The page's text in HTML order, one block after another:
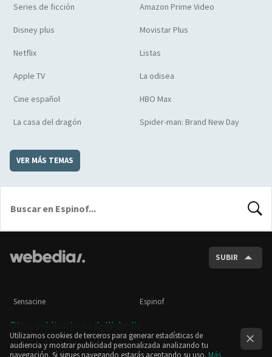
Series de ficción Amazon Prime Video
Disney plus Movistar Plus
Netflix Listas
Apple TV La odisea
Cine español HBO Max
La casa del dragón Spider-man: Brand New Day
VER MÁS TEMAS
SUBIR
Sensacine Espinof
Otras publicaciones de Webedia
Utilizamos cookies de terceros para generar estadísticas de
audiencia y mostrar publicidad personalizada analizando tu
navegación. Si sigues navegando estarás aceptando su uso. Más